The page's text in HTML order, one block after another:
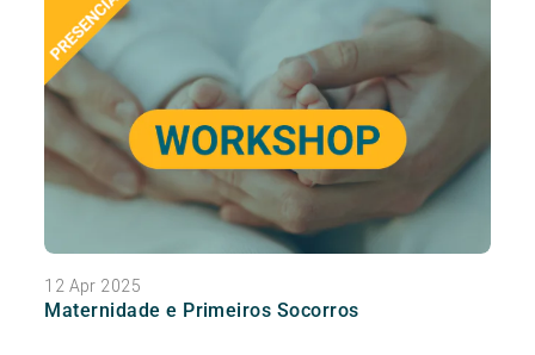
12 Apr 2025
Maternidade e Primeiros Socorros